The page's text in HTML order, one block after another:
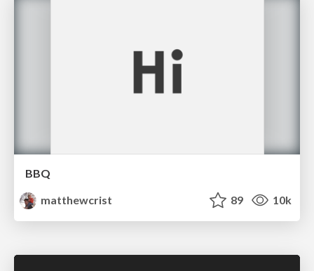
BBQ
matthewcrist
89 10k